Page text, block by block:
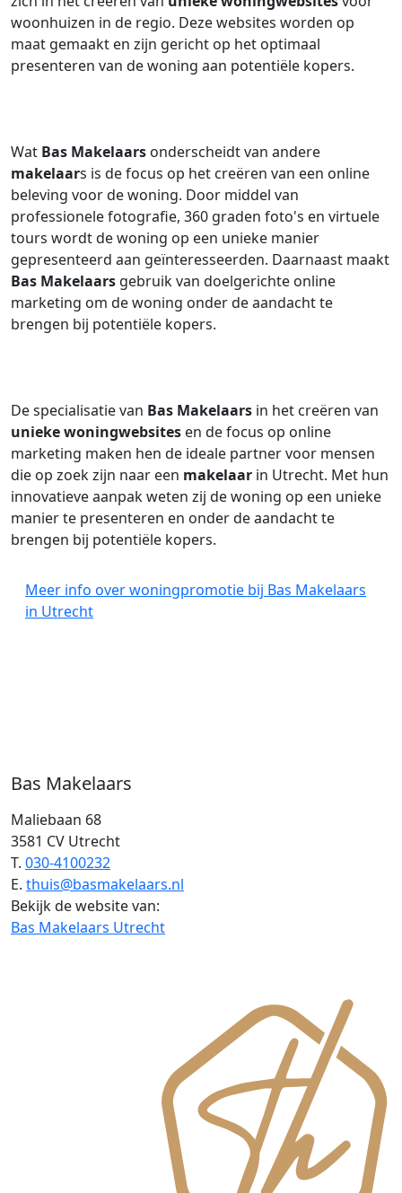
Bas Makelaars
Maliebaan 68
3581 CV Utrecht
T. 030-4100232
E. thuis@basmakelaars.nl
Bekijk de website van:
Bas Makelaars Utrecht
woonhuizen in de regio. Deze websites worden op
maat gemaakt en zijn gericht op het optimaal
presenteren van de woning aan potentiële kopers.
Wat Bas Makelaars onderscheidt van andere
makelaars is de focus op het creëren van een online
beleving voor de woning. Door middel van
professionele fotografie, 360 graden foto's en virtuele
tours wordt de woning op een unieke manier
gepresenteerd aan geïnteresseerden. Daarnaast maakt
Bas Makelaars gebruik van doelgerichte online
marketing om de woning onder de aandacht te
brengen bij potentiële kopers.
De specialisatie van Bas Makelaars in het creëren van
unieke woningwebsites en de focus op online
marketing maken hen de ideale partner voor mensen
die op zoek zijn naar een makelaar in Utrecht. Met hun
innovatieve aanpak weten zij de woning op een unieke
manier te presenteren en onder de aandacht te
brengen bij potentiële kopers.
Meer info over woningpromotie bij Bas Makelaars
in Utrecht